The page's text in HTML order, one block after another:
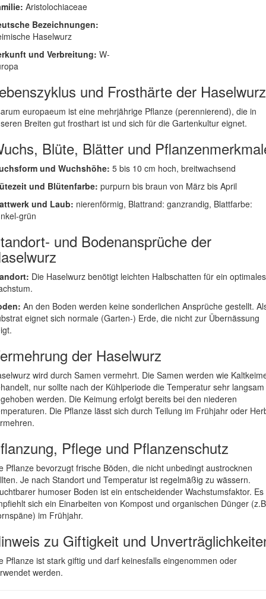
Aristolochiaceae
Bezeichnungen:
Haselwurz
und Verbreitung: W-
und Frosthärte der Haselwurz
europaeum ist eine mehrjährige Pflanze (perennierend), die in
Breiten gut frosthart ist und sich für die Gartenkultur eignet.
Blüte, Blätter und
und Wuchshöhe: 5 bis 10 cm hoch, breitwachsend
und Blütenfarbe: purpurn bis braun von März bis April
und Laub: nierenförmig, Blattrand: ganzrandig, Blattfarbe:
grün
und Bodenansprüche der
Die Haselwurz benötigt leichten Halbschatten für ein optimales
An den Boden werden keine sonderlichen Ansprüche gestellt.
eignet sich normale (Garten-) Erde, die nicht zur Übernässung
der Haselwurz
wird durch Samen vermehrt. Die Samen werden wie
nur sollte nach der Kühlperiode die Temperatur sehr langsam
werden. Die Keimung erfolgt bereits bei den niederen
Die Pflanze lässt sich durch Teilung im Frühjahr oder
Pflege und Pflanzenschutz
Pflanze bevorzugt frische Böden, die nicht unbedingt austrocknen
Je nach Standort und Temperatur ist regelmäßig zu wässern.
humoser Boden ist ein entscheidender Wachstumsfaktor. Es
sich ein Einarbeiten von Kompost und organischen Dünger
im Frühjahr.
zu Giftigkeit und
Pflanze ist stark giftig und darf keinesfalls eingenommen oder
werden.